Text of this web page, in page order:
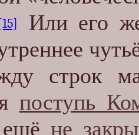
Или его
строк
поступь
не